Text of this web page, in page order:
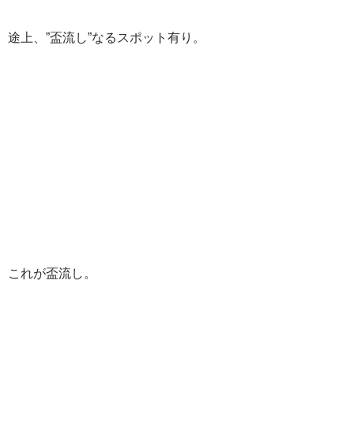
途上、”盃流し”なるスポット有り。
これが盃流し。